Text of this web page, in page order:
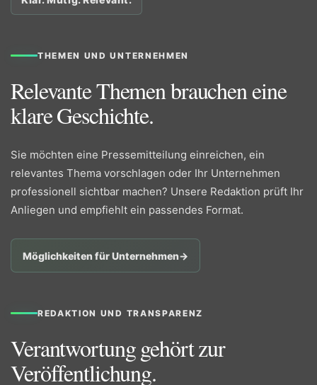
THEMEN UND UNTERNEHMEN
Relevante Themen brauchen eine
klare Geschichte.
Sie möchten eine Pressemitteilung einreichen, ein
relevantes Thema vorschlagen oder Ihr Unternehmen
professionell sichtbar machen? Unsere Redaktion prüft Ihr
Anliegen und empfiehlt ein passendes Format.
Möglichkeiten für Unternehmen→
REDAKTION UND TRANSPARENZ
Verantwortung gehört zur
Veröffentlichung.